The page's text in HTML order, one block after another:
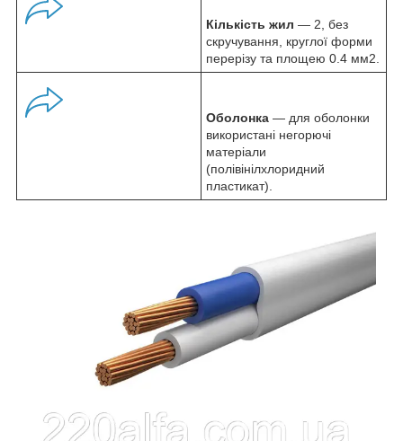
Кількість жил — 2, без
скручування, круглої форми
перерізу та площею 0.4 мм2
Оболонка — для оболонки
використані негорючі
матеріали
(полівінілхлоридний
пластикат).